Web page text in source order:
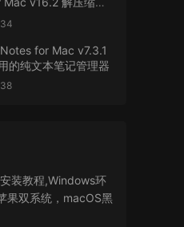
环境下
Pro虚拟机黑苹果双系统
专业的PDF处理软件
07-19
34
for Mac v7.3.1
的纯文本笔记管理器
38
装教程,Windows环
果双系统，macOS黑